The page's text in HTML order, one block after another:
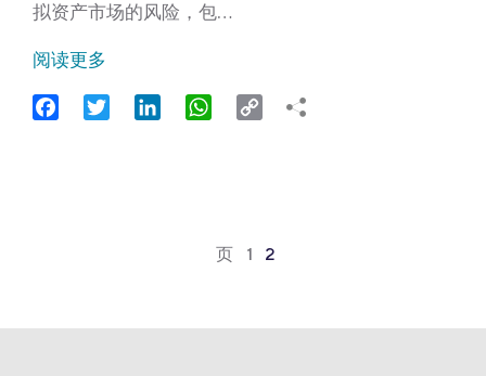
拟资产市场的风险，包…
阅读更多
FacebookTwitter LinkedIn WhatsApp
Copy
页 1 2